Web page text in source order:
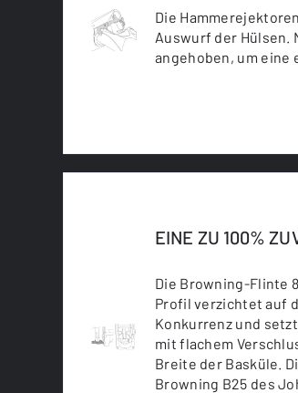
Die
Auswurf der Hülsen.
angehoben, um eine
EINE ZU 100%
Die Browning-Flinte
Profil verzichtet auf
Konkurrenz und
mit flachem
Breite der Basküle.
Browning B25 des